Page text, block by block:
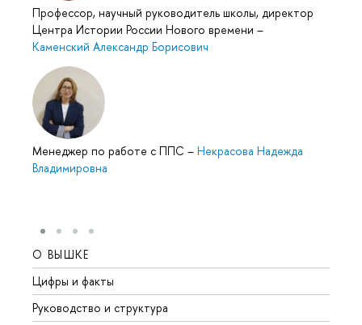
Профессор, научный руководитель школы, директор
Центра Истории России Нового времени –
Каменский Александр Борисович
Менеджер по работе с ППС – Некрасова Надежда
Владимировна
О ВЫШКЕ
Цифры и факты
Руководство и структура